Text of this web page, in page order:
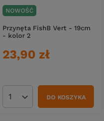
NOWOŚĆ
Przynęta FishB Vert - 19cm
- kolor 2
23,90 zł
Ilość produktówDO KOSZYKA